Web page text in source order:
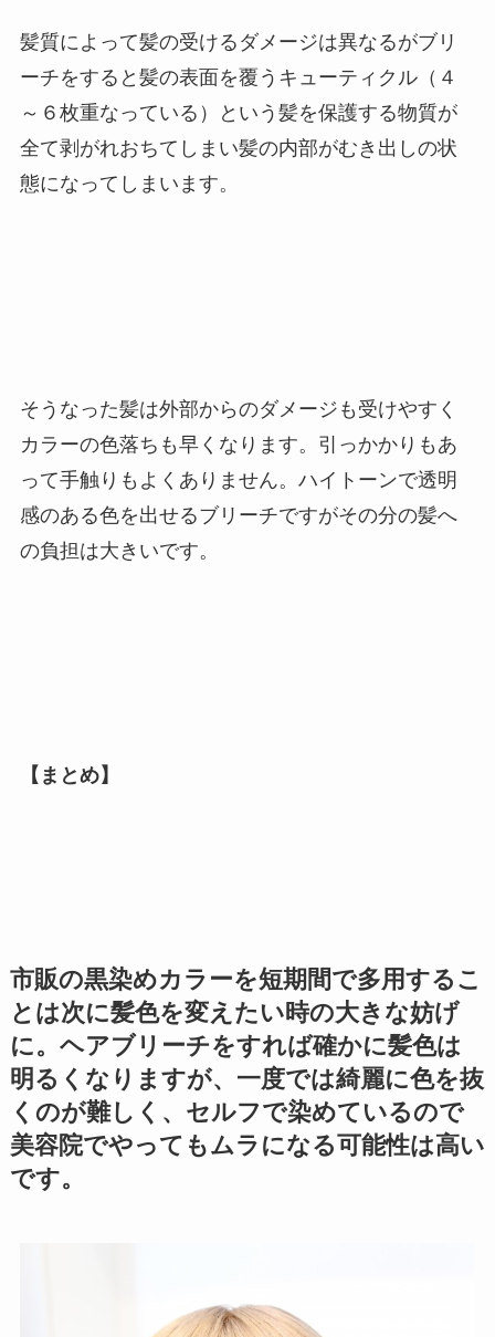
髪質によって髪の受けるダメージは異なるがブリ
ーチをすると髪の表面を覆うキューティクル（４
～６枚重なっている）という髪を保護する物質が
全て剥がれおちてしまい髪の内部がむき出しの状
態になってしまいます。
そうなった髪は外部からのダメージも受けやすく
カラーの色落ちも早くなります。引っかかりもあ
って手触りもよくありません。ハイトーンで透明
感のある色を出せるブリーチですがその分の髪へ
の負担は大きいです。
【まとめ】
市販の黒染めカラーを短期間で多用するこ
とは次に髪色を変えたい時の大きな妨げ
に。ヘアブリーチをすれば確かに髪色は
明るくなりますが、一度では綺麗に色を抜
くのが難しく、セルフで染めているので
美容院でやってもムラになる可能性は高い
です。